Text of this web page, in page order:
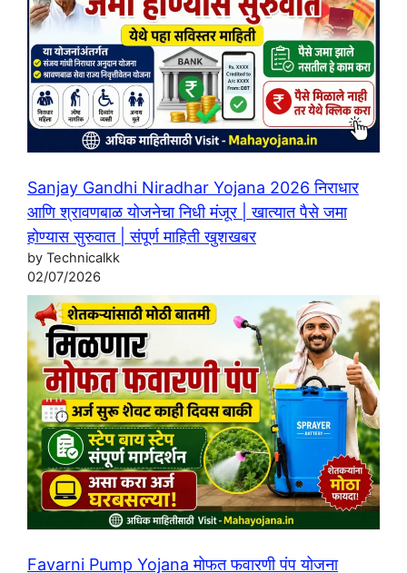
Sanjay Gandhi Niradhar Yojana 2026 निराधार
आणि श्रावणबाळ योजनेचा निधी मंजूर | खात्यात पैसे जमा
होण्यास सुरुवात | संपूर्ण माहिती खुशखबर
by Technicalkk
02/07/2026
Favarni Pump Yojana मोफत फवारणी पंप योजना